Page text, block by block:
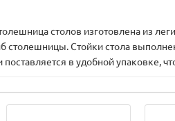
столов изготовлена из
столешницы. Стойки стола
в удобной упаковке,